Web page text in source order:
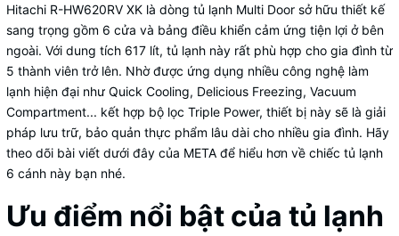
Hitachi R-HW620RV XK là dòng tủ lạnh Multi Door sở hữu thiết kế
sang trọng gồm 6 cửa và bảng điều khiển cảm ứng tiện lợi ở bên
ngoài. Với dung tích 617 lít, tủ lạnh này rất phù hợp cho gia đình từ
5 thành viên trở lên. Nhờ được ứng dụng nhiều công nghệ làm
lạnh hiện đại như Quick Cooling, Delicious Freezing, Vacuum
Compartment... kết hợp bộ lọc Triple Power, thiết bị này sẽ là giải
pháp lưu trữ, bảo quản thực phẩm lâu dài cho nhiều gia đình. Hãy
theo dõi bài viết dưới đây của META để hiểu hơn về chiếc tủ lạnh
6 cánh này bạn nhé.
Ưu điểm nổi bật của tủ lạnh